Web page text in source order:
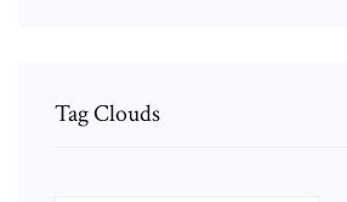
Tag Clouds